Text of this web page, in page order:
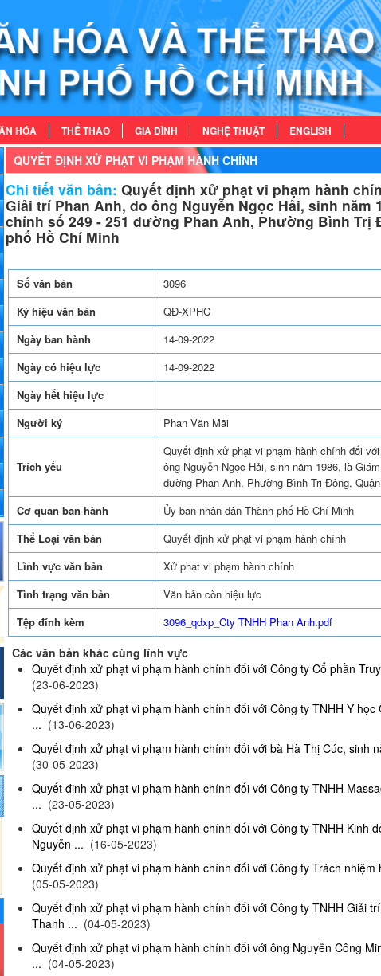
HÓA THỂ THAO GIA ĐÌNH NGHỆ THUẬT ENGLISH
QUYẾT ĐỊNH XỬ PHẠT VI PHẠM HÀNH CHÍNH
Chi tiết văn bản: Quyết định xử phạt vi phạm hành
Giải trí Phan Anh, do ông Nguyễn Ngọc Hải, sinh năm
chính số 249 - 251 đường Phan Anh, Phường Bình Trị
phố Hồ Chí Minh
Số văn bản
3096
Ký hiệu văn bản
QĐ-XPHC
Ngày ban hành
14-09-2022
Ngày có hiệu lực
14-09-2022
Ngày hết hiệu lực
Người ký
Phan Văn Mãi
Trích yếu
Quyết định xử phạt vi phạm hành chính đối
ông Nguyễn Ngọc Hải, sinh năm 1986, là
đường Phan Anh, Phường Bình Trị Đông,
Cơ quan ban hành
Ủy ban nhân dân Thành phố Hồ Chí Minh
Thể Loại văn bản
Quyết định xử phạt vi phạm hành chính
Lĩnh vực văn bản
Xử phạt vi phạm hành chính
Tình trạng văn bản
Văn bản còn hiệu lực
Tệp đính kèm
3096_qdxp_Cty TNHH Phan Anh.pdf
Các văn bản khác cùng lĩnh vực
Quyết định xử phạt vi phạm hành chính đối với Công ty Cổ phần
(23-06-2023)
Quyết định xử phạt vi phạm hành chính đối với Công ty TNHH Y học
... (13-06-2023)
Quyết định xử phạt vi phạm hành chính đối với bà Hà Thị Cúc, sinh
(30-05-2023)
Quyết định xử phạt vi phạm hành chính đối với Công ty TNHH
... (23-05-2023)
Quyết định xử phạt vi phạm hành chính đối với Công ty TNHH Kinh
Nguyễn ... (16-05-2023)
Quyết định xử phạt vi phạm hành chính đối với Công ty Trách
(05-05-2023)
Quyết định xử phạt vi phạm hành chính đối với Công ty TNHH Giải
Thanh ... (04-05-2023)
Quyết định xử phạt vi phạm hành chính đối với ông Nguyễn Công
... (04-05-2023)